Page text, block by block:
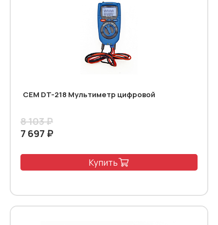
CEM DT-218 Мультиметр цифровой
8 103 ₽
7 697 ₽
Купить